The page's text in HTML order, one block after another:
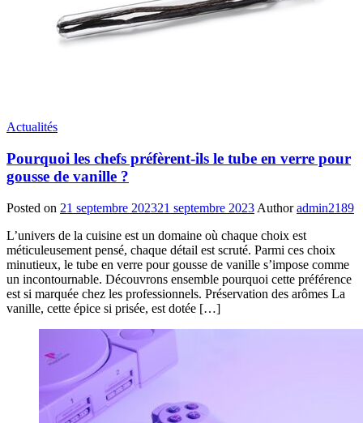
Actualités
Pourquoi les chefs préfèrent-ils le tube en verre pour
gousse de vanille ?
Posted on 21 septembre 202321 septembre 2023 Author admin2189
L’univers de la cuisine est un domaine où chaque choix est
méticuleusement pensé, chaque détail est scruté. Parmi ces choix
minutieux, le tube en verre pour gousse de vanille s’impose comme
un incontournable. Découvrons ensemble pourquoi cette préférence
est si marquée chez les professionnels. Préservation des arômes La
vanille, cette épice si prisée, est dotée […]